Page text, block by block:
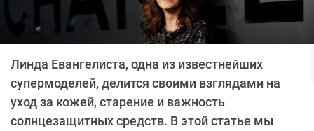
Линда Евангелиста, одна из известнейших
супермоделей, делится своими взглядами на
уход за кожей, старение и важность
солнцезащитных средств. В этой статье мы